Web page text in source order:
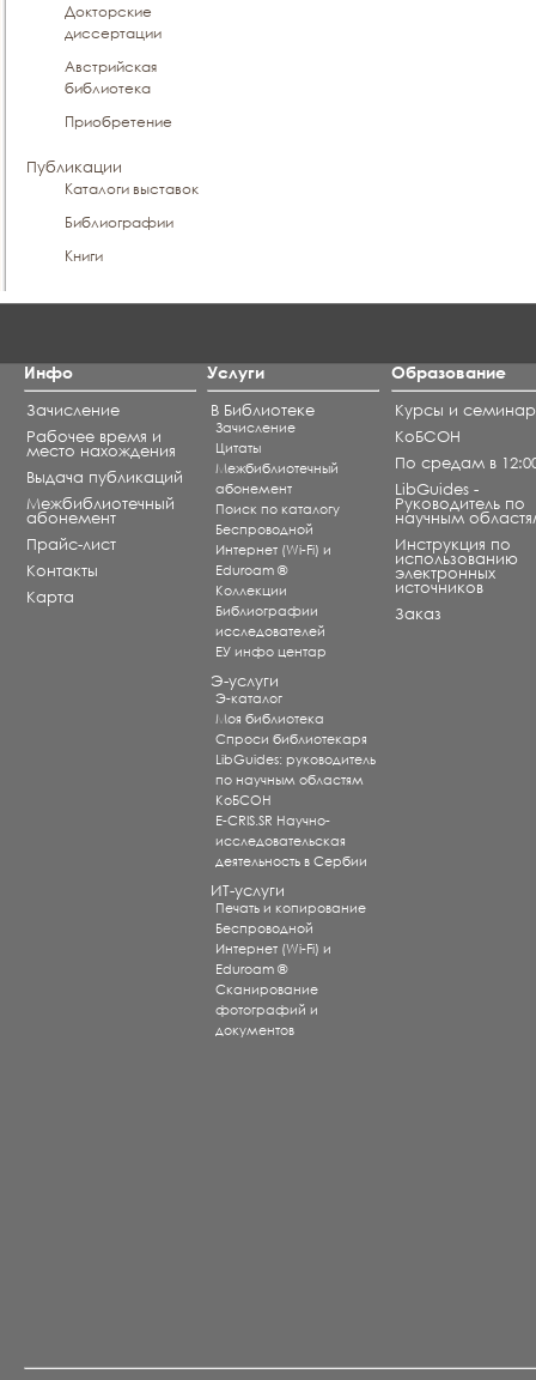
Докторские
диссертации
Австрийская
библиотека
Приобретение
Публикации
Каталоги выставок
Библиографии
Книги
Инфо
Зачисление
Рабочее время и
место нахождения
Выдача публикаций
Межбиблиотечный
абонемент
Прайс-лист
Контакты
Карта
Услуги
В Библиотеке
Зачисление
Цитаты
Межбиблиотечный
абонемент
Поиск по каталогу
Беспроводной
Интернет (Wi-Fi) и
Eduroam ®
Коллекции
Библиографии
исследователей
ЕУ инфо центар
Э-услуги
Э-каталог
Моя библиотека
Спроси библиотекаря
LibGuides: руководитель
по научным областям
КоБСОН
E-CRIS.SR Научно-
исследовательская
деятельность в Сербии
ИТ-услуги
Печать и копирование
Беспроводной
Интернет (Wi-Fi) и
Eduroam ®
Сканирование
фотографий и
документов
Образование
Курсы и
КоБСОН
По средам в
LibGuides -
Руководитель по
научным
Инструкция по
использованию
электронных
источников
Заказ